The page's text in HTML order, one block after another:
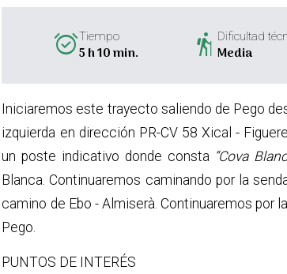
alarm_onTiempo
5 h 10 min. hikingDificultad
Media
Iniciaremos este trayecto saliendo de Pego
izquierda en dirección PR-CV 58 Xical -
un poste indicativo donde consta “Cova
Blanca. Continuaremos caminando por la
camino de Ebo - Almiserà. Continuaremos por
Pego.
PUNTOS DE INTERÉS